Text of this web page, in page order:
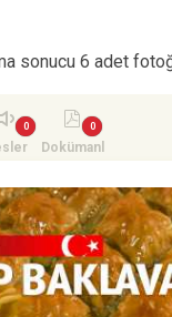
sonucu 6 adet
Dokümanl